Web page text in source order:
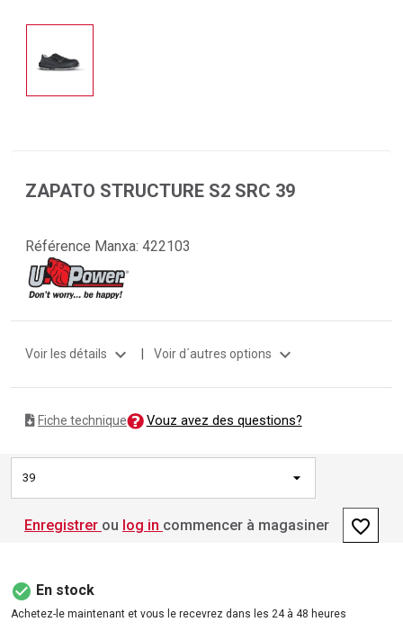
ZAPATO STRUCTURE S2 SRC 39
Référence Manxa: 422103
Voir les détails expand_more | Voir d´autres options expand_more
Fiche technique Vouz avez des questions?
39
Enregistrer ou log in commencer à magasiner favorite_border
check_circle En stock
Achetez-le maintenant et vous le recevrez dans les 24 à 48 heures